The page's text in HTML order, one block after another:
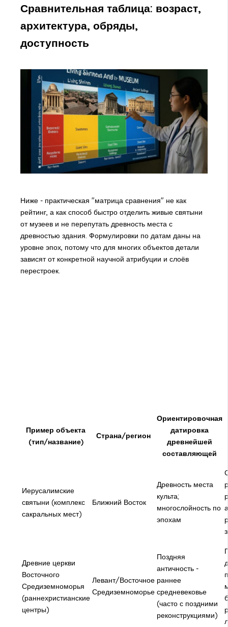
Сравнительная таблица: возраст,
архитектура, обряды,
доступность
Ниже - практическая "матрица сравнения" не как
рейтинг, а как способ быстро отделить живые святыни
от музеев и не перепутать древность места с
древностью здания. Формулировки по датам даны на
уровне эпох, потому что для многих объектов детали
зависят от конкретной научной атрибуции и слоёв
перестроек.
Пример объекта
(тип/название)
Страна/регион
Ориентировочная
датировка
древнейшей
составляющей
Иерусалимские
святыни (комплекс
сакральных мест)
Ближний Восток
Древность места
культа;
многослойность по
эпохам
Древние церкви
Восточного
Средиземноморья
(раннехристианские
центры)
Левант/Восточное
Средиземноморье
Поздняя
античность -
раннее
средневековье
(часто с поздними
реконструкциями)